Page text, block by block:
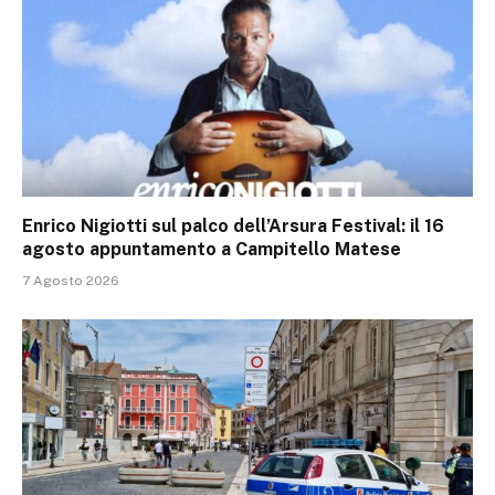
Enrico Nigiotti sul palco dell’Arsura Festival: il 16
agosto appuntamento a Campitello Matese
7 Agosto 2026